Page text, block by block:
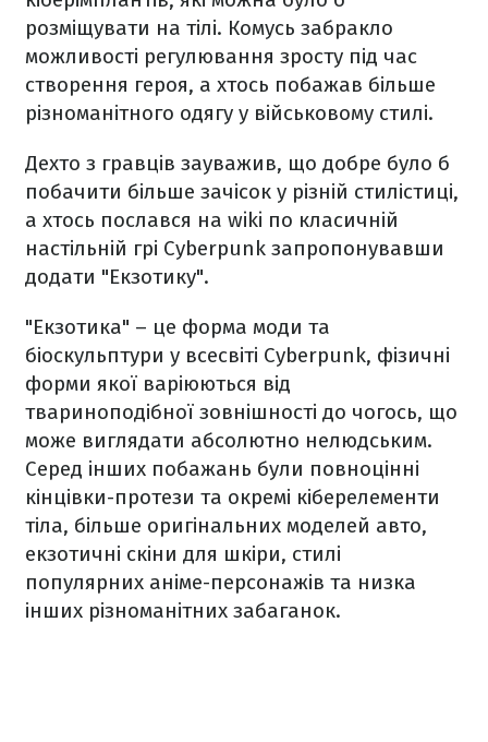
розміщувати на тілі. Комусь забракло
можливості регулювання зросту під час
створення героя, а хтось побажав більше
різноманітного одягу у військовому стилі.
Дехто з гравців зауважив, що добре було б
побачити більше зачісок у різній стилістиці,
а хтось послався на wiki по класичній
настільній грі Cyberpunk запропонувавши
додати "Екзотику".
"Екзотика" – це форма моди та
біоскульптури у всесвіті Cyberpunk, фізичні
форми якої варіюються від
твариноподібної зовнішності до чогось, що
може виглядати абсолютно нелюдським.
Серед інших побажань були повноцінні
кінцівки-протези та окремі кіберелементи
тіла, більше оригінальних моделей авто,
екзотичні скіни для шкіри, стилі
популярних аніме-персонажів та низка
інших різноманітних забаганок.